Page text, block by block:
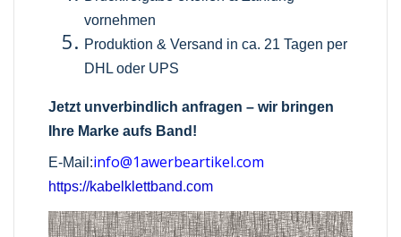
vornehmen
Produktion & Versand in ca. 21 Tagen per
DHL oder UPS
Jetzt unverbindlich anfragen – wir bringen
Ihre Marke aufs Band!
E-Mail:info@1awerbeartikel.com
https://kabelklettband.com